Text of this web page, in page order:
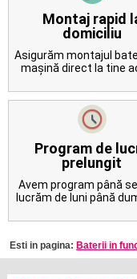
Contact
Montaj rapid
domiciliu
Asigurăm montajul
mașină direct la tine
Program de
prelungit
Avem program până
lucrăm de luni până
Esti in pagina: Baterii in